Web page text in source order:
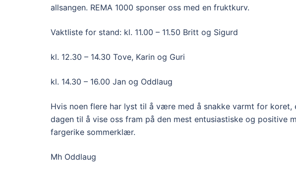
allsangen. REMA 1000 sponser oss med en fruktkurv.
Vaktliste for stand: kl. 11.00 – 11.50 Britt og Sigurd
kl. 12.30 – 14.30 Tove, Karin og Guri
kl. 14.30 – 16.00 Jan og Oddlaug
Hvis noen flere har lyst til å være med å snakke varmt for
dagen til å vise oss fram på den mest entusiastiske og positive
fargerike sommerklær.
Mh Oddlaug